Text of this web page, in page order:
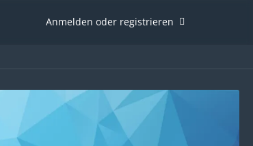
Anmelden oder registrieren